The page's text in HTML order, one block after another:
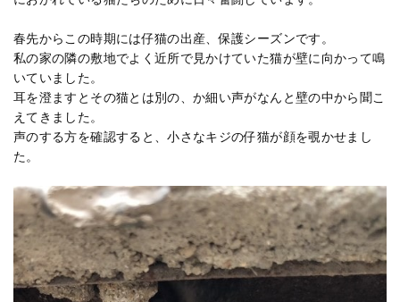
春先からこの時期には仔猫の出産、保護シーズンです。
私の家の隣の敷地でよく近所で見かけていた猫が壁に向かって鳴
いていました。
耳を澄ますとその猫とは別の、か細い声がなんと壁の中から聞こ
えてきました。
声のする方を確認すると、小さなキジの仔猫が顔を覗かせまし
た。